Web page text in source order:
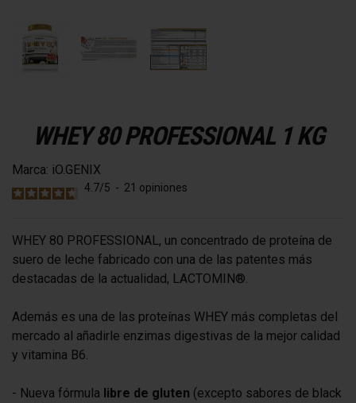
WHEY 80 PROFESSIONAL 1 KG
Marca: iO.GENIX
4.7/5 - 21 opiniones
WHEY 80 PROFESSIONAL, un concentrado de proteína de
suero de leche fabricado con una de las patentes más
destacadas de la actualidad, LACTOMIN®.
Además es una de las proteínas WHEY más completas del
mercado al añadirle enzimas digestivas de la mejor calidad
y vitamina B6.
- Nueva fórmula libre de gluten (excepto sabores de black